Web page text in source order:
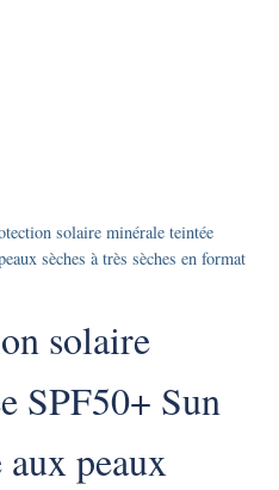
solaire minérale teintée
sèches à très sèches en format
solaire
SPF50+ Sun
aux peaux